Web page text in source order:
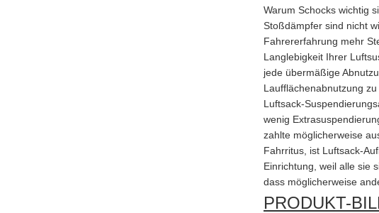
Warum Schocks wichtig
Stoßdämpfer sind nicht
Fahrererfahrung mehr
Langlebigkeit Ihrer
jede übermäßige
Laufflächenabnutzung
Luftsack-
wenig
zahlte möglicherweise
Fahrritus, ist Luftsack-
Einrichtung, weil alle sie
dass möglicherweise
PRODUKT-